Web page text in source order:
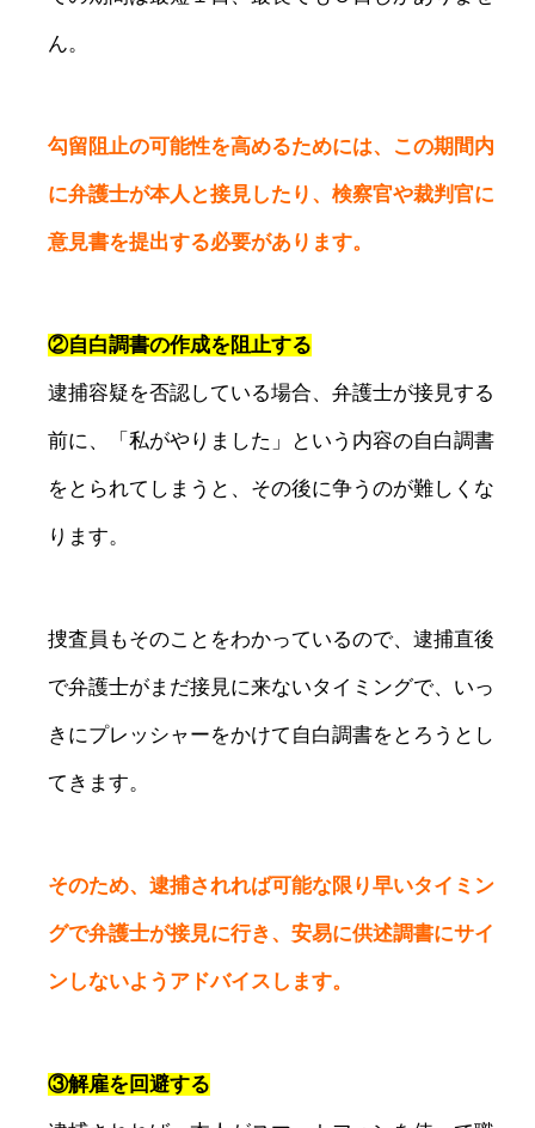
ん。
勾留阻止の可能性を高めるためには、この期間内
に弁護士が本人と接見したり、検察官や裁判官に
意見書を提出する必要があります。
②自白調書の作成を阻止する
逮捕容疑を否認している場合、弁護士が接見する
前に、「私がやりました」という内容の自白調書
をとられてしまうと、その後に争うのが難しくな
ります。
捜査員もそのことをわかっているので、逮捕直後
で弁護士がまだ接見に来ないタイミングで、いっ
きにプレッシャーをかけて自白調書をとろうとし
てきます。
そのため、逮捕されれば可能な限り早いタイミン
グで弁護士が接見に行き、安易に供述調書にサイ
ンしないようアドバイスします。
③解雇を回避する